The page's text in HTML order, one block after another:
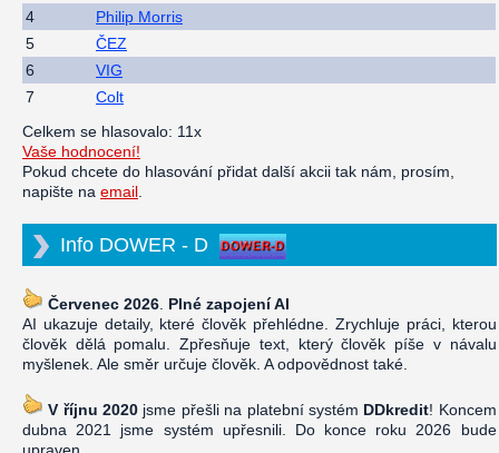
4
Philip Morris
5
ČEZ
6
VIG
7
Colt
Celkem se hlasovalo: 11x
Vaše hodnocení!
Pokud chcete do hlasování přidat další akcii tak nám, prosím,
napište na email
Info DOWER - D
Červenec 2026 Plné zapojení AI
AI ukazuje detaily, které člověk přehlédne. Zrychluje práci, kterou
člověk dělá pomalu. Zpřesňuje text, který člověk píše v návalu
myšlenek. Ale směr určuje člověk. A odpovědnost také.
V říjnu 2020 jsme přešli na platební systém DDkredit! Koncem
dubna 2021 jsme systém upřesnili. Do konce roku 2026 bude